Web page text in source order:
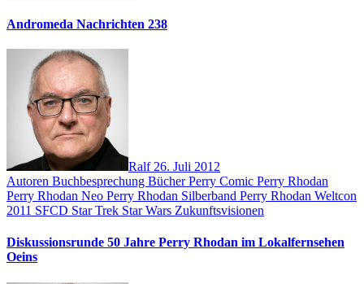
Andromeda Nachrichten 238
Ralf 26. Juli 2012
Autoren Buchbesprechung BücherPerry Comic Perry Rhodan
Perry Rhodan Neo Perry Rhodan Silberband Perry Rhodan Weltcon
2011 SFCD Star Trek Star Wars Zukunftsvisionen
Diskussionsrunde 50 Jahre Perry Rhodan im Lokalfernsehen
Oeins